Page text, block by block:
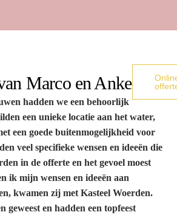
Marco en Anke
hadden we een behoorlijk
een unieke locatie aan het water,
een goede buitenmogelijkheid voor
veel specifieke wensen en ideeën die
in de offerte en het gevoel moest
ik mijn wensen en ideeën aan
kwamen zij met Kasteel Woerden.
geweest en hadden een topfeest